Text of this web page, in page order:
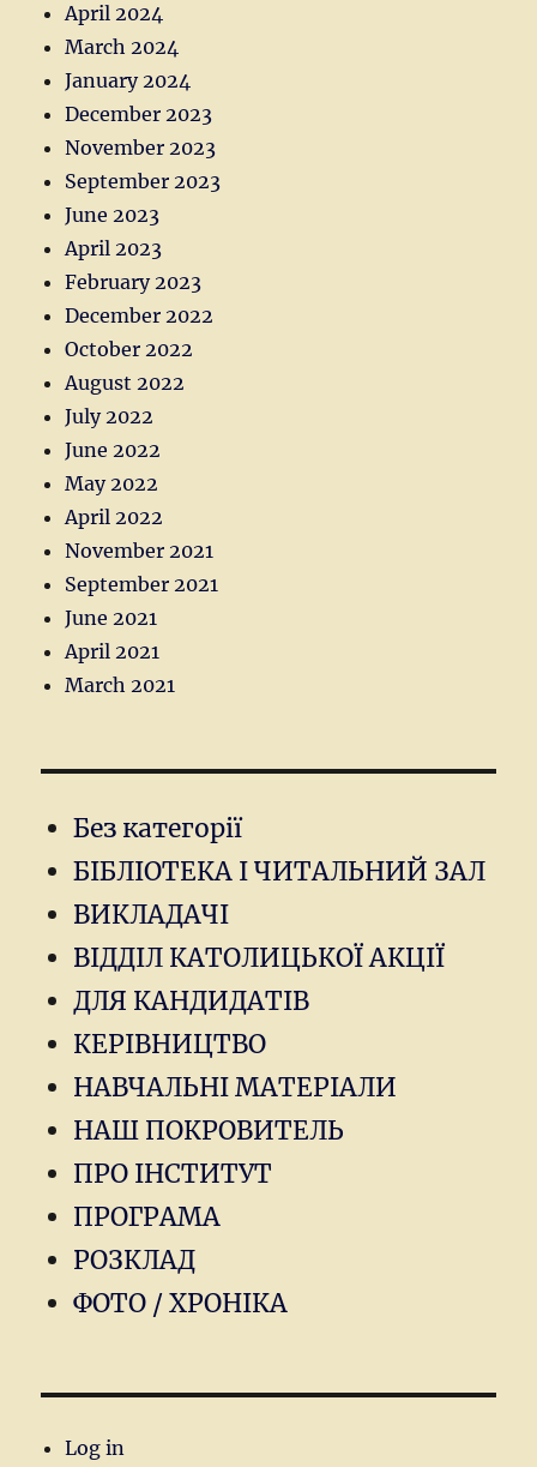
April 2024
March 2024
January 2024
December 2023
November 2023
September 2023
June 2023
April 2023
February 2023
December 2022
October 2022
August 2022
July 2022
June 2022
May 2022
April 2022
November 2021
September 2021
June 2021
April 2021
March 2021
Без категорії
БІБЛІОТЕКА І ЧИТАЛЬНИЙ ЗАЛ
ВИКЛАДАЧІ
ВІДДІЛ КАТОЛИЦЬКОЇ АКЦІЇ
ДЛЯ КАНДИДАТІВ
КЕРІВНИЦТВО
НАВЧАЛЬНІ МАТЕРІАЛИ
НАШ ПОКРОВИТЕЛЬ
ПРО ІНСТИТУТ
ПРОГРАМА
РОЗКЛАД
ФОТО / ХРОНІКА
Log in